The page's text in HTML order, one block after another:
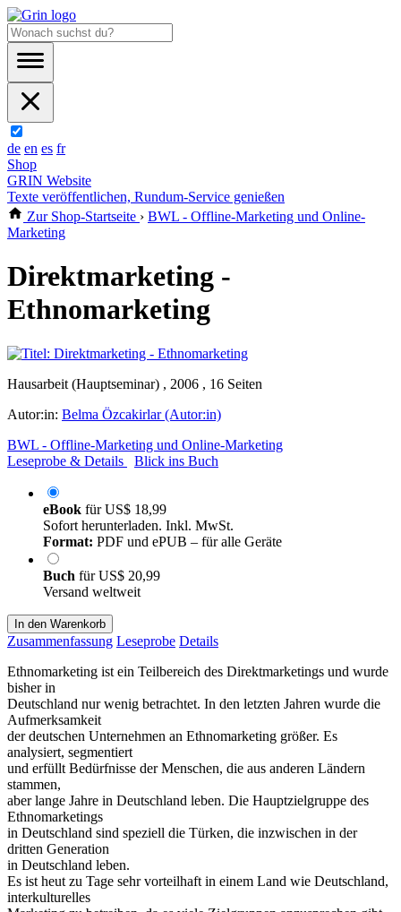
de en es fr
Shop
GRIN Website
Texte veröffentlichen, Rundum-Service genießen
Zur Shop-Startseite › BWL - Offline-Marketing und Online-
Marketing
Direktmarketing -
Ethnomarketing
Hausarbeit (Hauptseminar) , 2006 , 16 Seiten
Autor:in: Belma Özcakirlar (Autor:in)
BWL - Offline-Marketing und Online-Marketing
Leseprobe & Details
Blick ins Buch
eBook fürUS$ 18,99
Sofort herunterladen. Inkl. MwSt.
Format: PDF und ePUB – für alle Geräte
Buch fürUS$ 20,99
Versand weltweit
In den Warenkorb
Zusammenfassung Leseprobe Details
Ethnomarketing ist ein Teilbereich des Direktmarketings und wurde
bisher in
Deutschland nur wenig betrachtet. In den letzten Jahren wurde die
Aufmerksamkeit
der deutschen Unternehmen an Ethnomarketing größer. Es
analysiert, segmentiert
und erfüllt Bedürfnisse der Menschen, die aus anderen Ländern
stammen,
aber lange Jahre in Deutschland leben. Die Hauptzielgruppe des
Ethnomarketings
in Deutschland sind speziell die Türken, die inzwischen in der
dritten Generation
in Deutschland leben.
Es ist heut zu Tage sehr vorteilhaft in einem Land wie Deutschland,
interkulturelles